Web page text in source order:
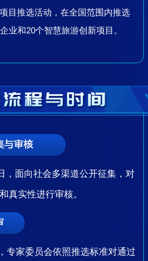
目推选活动，在全国范围内推选
业和20个智慧旅游创新项目。
，面向社会多渠道公开征集，对
真实性进行审核。
专家委员会依照推选标准对通过